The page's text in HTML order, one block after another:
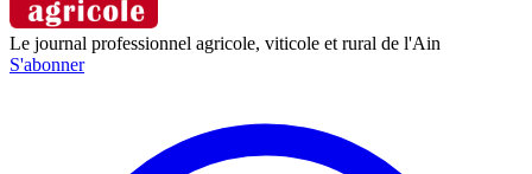
Le journal professionnel agricole, viticole et rural de l'Ain
S'abonner